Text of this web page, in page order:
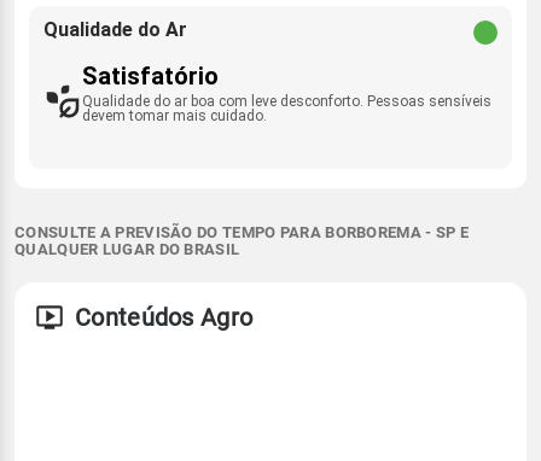
Qualidade do Ar
Satisfatório
Qualidade do ar boa com leve desconforto. Pessoas sensíveis
devem tomar mais cuidado.
CONSULTE A PREVISÃO DO TEMPO PARA BORBOREMA - SP E
QUALQUER LUGAR DO BRASIL
Conteúdos Agro